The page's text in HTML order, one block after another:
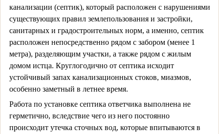
канализации (септик), который расположен с нарушениями
существующих правил землепользования и застройки,
санитарных и градостроительных норм, а именно, септик
расположен непосредственно рядом с забором (менее 1
метра), разделяющим участки, а также рядом с жилым
домом истца. Круглогодично от септика исходит
устойчивый запах канализационных стоков, миазмов,
особенно заметный в летнее время.
Работа по установке септика ответчика выполнена не
герметично, вследствие чего из него постоянно
происходит утечка сточных вод, которые впитываются в